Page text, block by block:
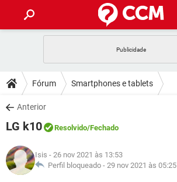
CELULAR FACEBOOK
OUTLOOK
INSTAGRAM
GUIA DE COMPRAS
DICAS
JOGOS WHATSAPP
INSTAGRAM
GUIA DE COMPRAS
DOWNLOADS
JOGOS
CELULAR
OUTLOOK EXCEL
JOGOS
CELULAR
GLOSSÁRIO
Fórum Smartphones e tablets
Anterior
LG k10 Resolvido/Fechado
Isis - 26 nov 2021 às 13:53
Perfil bloqueado - 29 nov 2021 às 05:25